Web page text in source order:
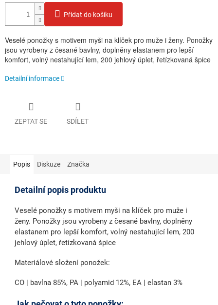
Přidat do košíku
Veselé ponožky s motivem myši na klíček pro muže i ženy. Ponožky
jsou vyrobeny z česané bavlny, doplněny elastanem pro lepší
komfort, volný nestahující lem, 200 jehlový úplet, řetízkovaná špice
Detailní informace
ZEPTAT SE SDÍLET
Popis Diskuze Značka
Detailní popis produktu
Veselé ponožky s motivem myši na klíček pro muže i
ženy. Ponožky jsou vyrobeny z česané bavlny, doplněny
elastanem pro lepší komfort, volný nestahující lem, 200
jehlový úplet, řetízkovaná špice
Materiálové složení ponožek:
CO | bavlna 85%, PA | polyamid 12%, EA | elastan 3%